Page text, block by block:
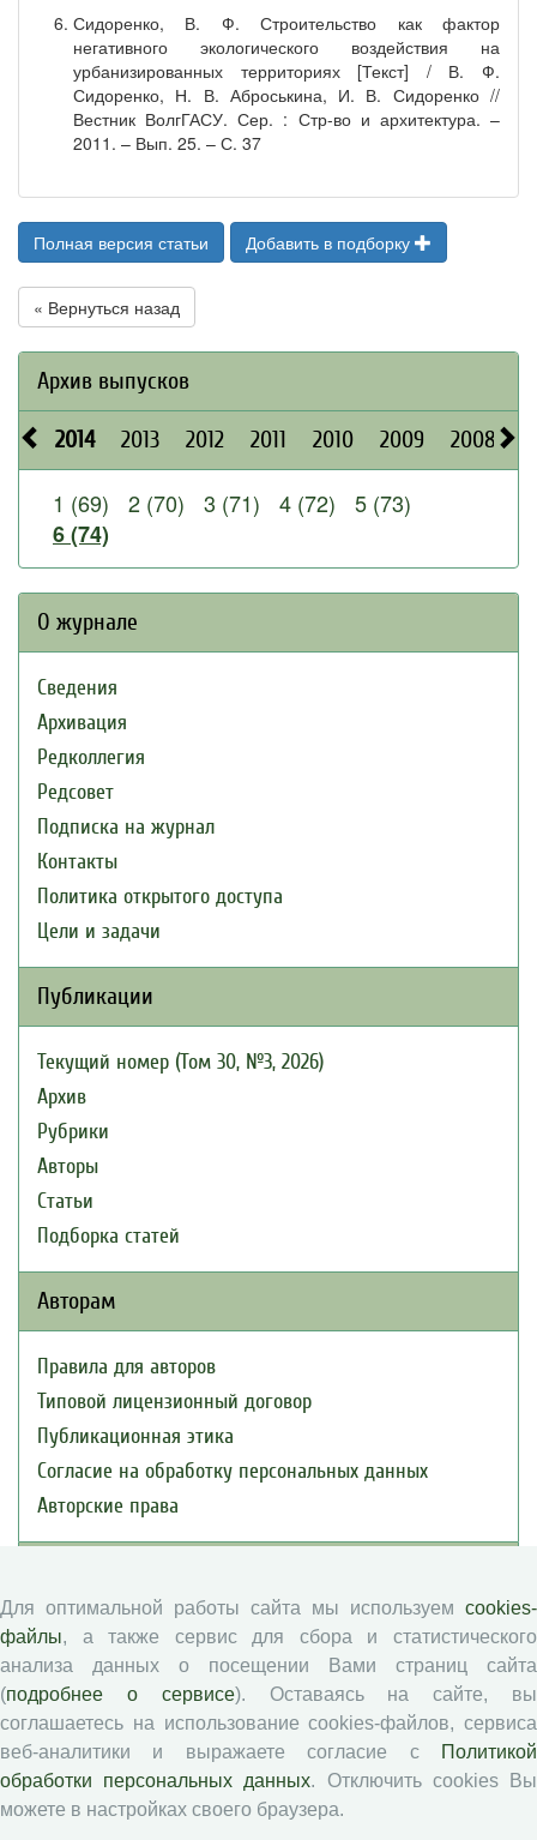
Сидоренко, В. Ф. Строительство как фактор
негативного экологического воздействия на
урбанизированных территориях [Текст] / В. Ф.
Сидоренко, Н. В. Аброськина, И. В. Сидоренко //
Вестник ВолгГАСУ. Сер. : Стр-во и архитектура. –
2011. – Вып. 25. – С. 37
Полная версия статьи Добавить в подборку
« Вернуться назад
Архив выпусков
2014 2013 2012 2011 2010 2009 2008
1 (69) 2 (70) 3 (71) 4 (72)
5 (73)
6 (74)
О журнале
Сведения
Архивация
Редколлегия
Редсовет
Подписка на журнал
Контакты
Политика открытого доступа
Цели и задачи
Публикации
Текущий номер (Том 30, №3, 2026)
Архив
Рубрики
Авторы
Статьи
Подборка статей
Авторам
Правила для авторов
Типовой лицензионный договор
Публикационная этика
Согласие на обработку персональных данных
Авторские права
Памятка рецензенту
Положение о рецензировании
Форма рецензии
Журналы ВолНЦ РАН
Для оптимальной работы сайта мы используем cookies-
файлы, а также сервис для сбора и статистического
анализа данных о посещении Вами страниц сайта
(подробнее о сервисе). Оставаясь на сайте, вы
соглашаетесь на использование cookies-файлов, сервиса
веб-аналитики и выражаете согласие с
Политикой
обработки персональных данных. Отключить cookies Вы
можете в настройках своего браузера.